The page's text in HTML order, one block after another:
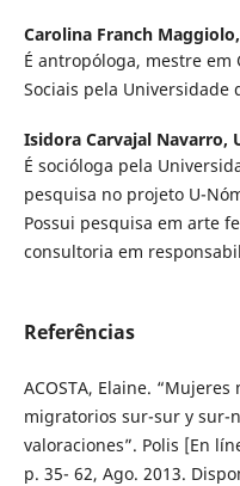
Carolina Franch Maggiolo,
É antropóloga, mestre em
Sociais pela Universidade
Isidora Carvajal Navarro,
É socióloga pela
pesquisa no projeto U-
Possui pesquisa em arte
consultoria em
Referências
ACOSTA, Elaine.
migratorios sur-sur y sur-
valoraciones”. Polis [En
p. 35- 62, Ago. 2013.